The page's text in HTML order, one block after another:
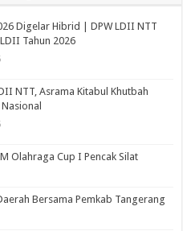
Digelar Hibrid | DPW LDII NTT
Tahun 2026
NTT, Asrama Kitabul Khutbah
Olahraga Cup I Pencak Silat
Bersama Pemkab Tangerang